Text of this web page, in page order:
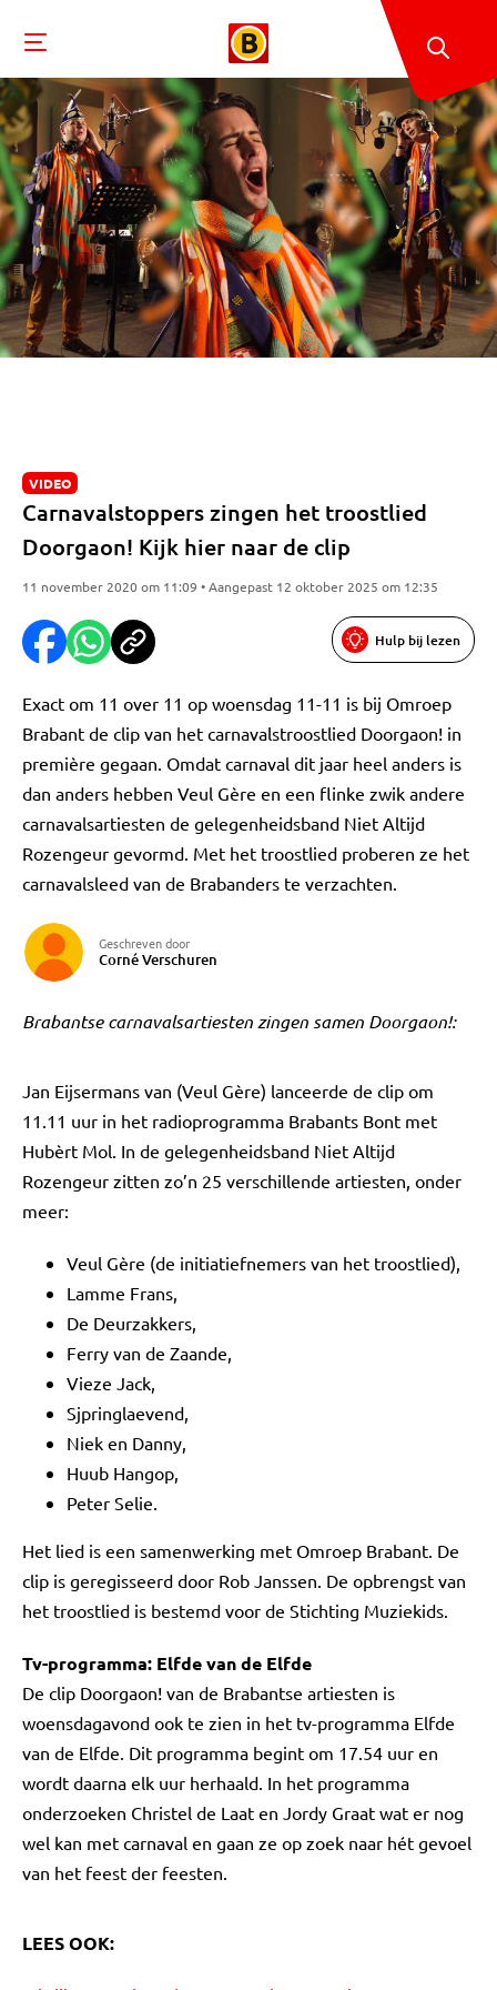
VIDEO
Carnavalstoppers zingen het troostlied
Doorgaon! Kijk hier naar de clip
11 november 2020 om 11:09 • Aangepast 12 oktober 2025 om 12:35
Hulp bij lezen
Exact om 11 over 11 op woensdag 11-11 is bij Omroep
Brabant de clip van het carnavalstroostlied Doorgaon! in
première gegaan. Omdat carnaval dit jaar heel anders is
dan anders hebben Veul Gère en een flinke zwik andere
carnavalsartiesten de gelegenheidsband Niet Altijd
Rozengeur gevormd. Met het troostlied proberen ze het
carnavalsleed van de Brabanders te verzachten.
Geschreven door
Corné Verschuren
Brabantse carnavalsartiesten zingen samen Doorgaon!:
Jan Eijsermans van (Veul Gère) lanceerde de clip om
11.11 uur in het radioprogramma Brabants Bont met
Hubèrt Mol. In de gelegenheidsband Niet Altijd
Rozengeur zitten zo’n 25 verschillende artiesten, onder
meer:
Veul Gère (de initiatiefnemers van het troostlied),
Lamme Frans,
De Deurzakkers,
Ferry van de Zaande,
Vieze Jack,
Sjpringlaevend,
Niek en Danny,
Huub Hangop,
Peter Selie.
Het lied is een samenwerking met Omroep Brabant. De
clip is geregisseerd door Rob Janssen. De opbrengst van
het troostlied is bestemd voor de Stichting Muziekids.
Tv-programma: Elfde van de Elfde
De clip Doorgaon! van de Brabantse artiesten is
woensdagavond ook te zien in het tv-programma Elfde
van de Elfde. Dit programma begint om 17.54 uur en
wordt daarna elk uur herhaald. In het programma
onderzoeken Christel de Laat en Jordy Graat wat er nog
wel kan met carnaval en gaan ze op zoek naar hét gevoel
van het feest der feesten.
LEES OOK: